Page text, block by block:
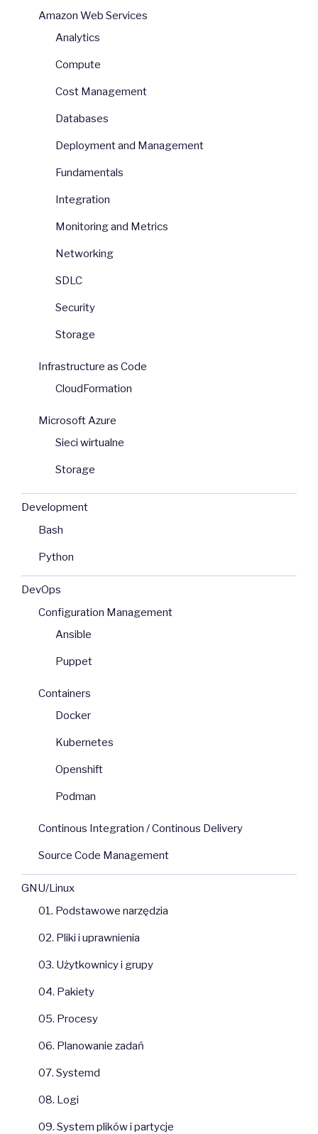
Amazon Web Services
Analytics
Compute
Cost Management
Databases
Deployment and Management
Fundamentals
Integration
Monitoring and Metrics
Networking
SDLC
Security
Storage
Infrastructure as Code
CloudFormation
Microsoft Azure
Sieci wirtualne
Storage
Development
Bash
Python
DevOps
Configuration Management
Ansible
Puppet
Containers
Docker
Kubernetes
Openshift
Podman
Continous Integration / Continous Delivery
Source Code Management
GNU/Linux
01. Podstawowe narzędzia
02. Pliki i uprawnienia
03. Użytkownicy i grupy
04. Pakiety
05. Procesy
06. Planowanie zadań
07. Systemd
08. Logi
09. System plików i partycje